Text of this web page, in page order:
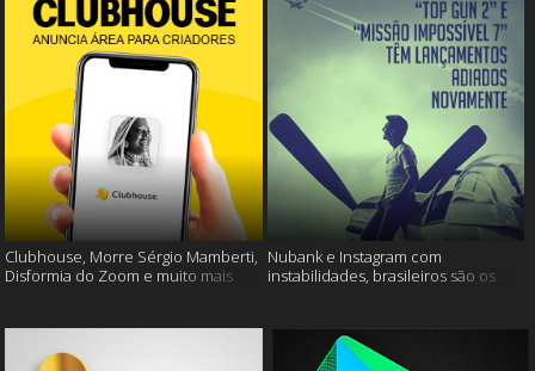
Clubhouse, Morre Sérgio Mamberti,
Disformia do Zoom e muito mais
Nubank e Instagram com
instabilidades, brasileiros são os